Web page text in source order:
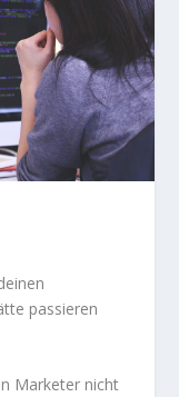
passieren
Marketer nicht